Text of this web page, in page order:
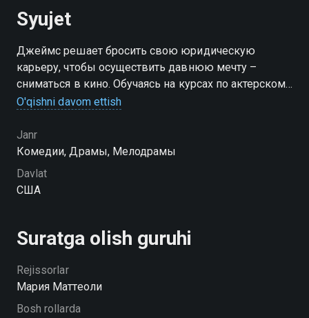
Syujet
Джеймс решает бросить свою юридическую
карьеру, чтобы осуществить давнюю мечту –
сниматься в кино. Обучаясь на курсах по актерскому
мастерству, мужчина узнаёт об одной интересной
отправляется на поиски автора в Испанию, где
встречает пять разных, незнакомых ему до этого,
людей...
O'qishni davom ettish
Janr
Комедии, Драмы, Мелодрамы
Davlat
США
Suratga olish guruhi
Rejissorlar
Мария Маттеоли
Bosh rollarda